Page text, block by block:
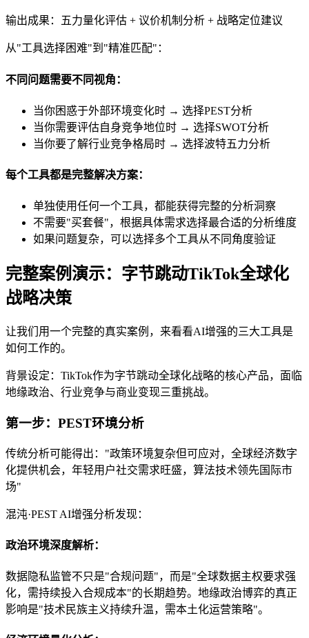
输出成果：五力量化评估 + 议价机制分析 + 战略定位建议
从"工具选择困难"到"精准匹配"：
不同问题需要不同视角：
当你困惑于外部环境变化时 → 选择PEST分析
当你需要评估自身竞争地位时 → 选择SWOT分析
当你要了解行业竞争格局时 → 选择波特五力分析
每个工具都是完整解决方案：
单独使用任何一个工具，都能获得完整的分析洞察
不需要"买套餐"，根据具体需求选择最合适的分析维度
如果问题复杂，可以选择多个工具从不同角度验证
完整案例演示：字节跳动TikTok全球化
战略决策
让我们用一个完整的真实案例，来看看AI增强的三大工具是
如何工作的。
背景设定：TikTok作为字节跳动全球化战略的核心产品，面临
地缘政治、行业竞争与商业变现三重挑战。
第一步：PEST环境分析
传统分析可能得出："政策环境复杂但可应对，全球经济数字
化提供机会，年轻用户社交需求旺盛，算法技术领先国际市
场"
混沌·PEST AI增强分析发现：
政治环境深度解析：
数据隐私监管不只是"合规问题"，而是"全球数据主权要求强
化，需持续投入合规成本"的长期趋势。地缘政治博弈的真正
影响是"技术民族主义持续升温，需本土化运营策略"。